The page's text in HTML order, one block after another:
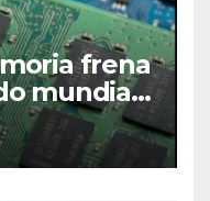
frena
mundial